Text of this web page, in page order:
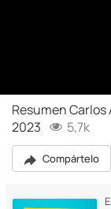
Resumen Carlos
2023
5,7k
Compártelo